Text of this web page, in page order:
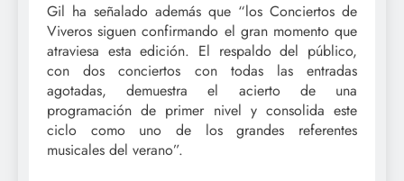
Gil ha señalado además que “los Conciertos de
Viveros siguen confirmando el gran momento que
atraviesa esta edición. El respaldo del público,
con dos conciertos con todas las entradas
agotadas, demuestra el acierto de una
programación de primer nivel y consolida este
ciclo como uno de los grandes referentes
musicales del verano”.